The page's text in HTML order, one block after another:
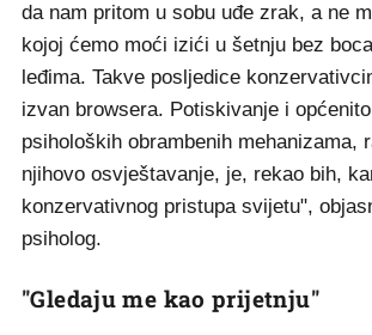
da nam pritom u sobu uđe zrak, a ne
kojoj ćemo moći izići u šetnju bez
leđima. Takve posljedice
izvan browsera. Potiskivanje i
psiholoških obrambenih mehanizama,
njihovo osvještavanje, je, rekao bih,
konzervativnog pristupa svijetu",
psiholog.
"Gledaju me kao prijetnju"